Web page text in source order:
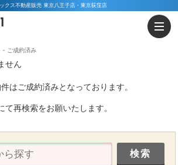
クス不動産販売 東京八王子店・東京荻窪店
- ご成約済み
せん
はご成約済みとなっております。
て再検索をお願いたします。